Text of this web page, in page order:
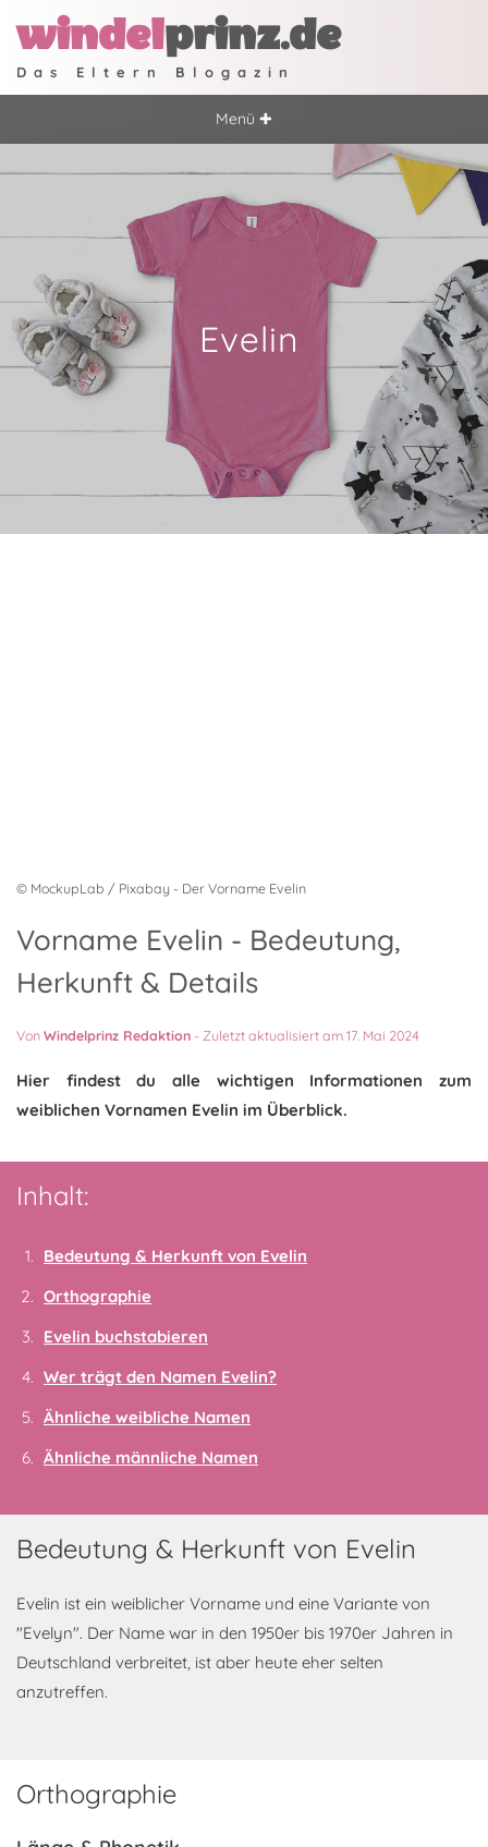
windelprinz.de
Das Eltern Blogazin
Menü ✚
Evelin
© MockupLab / Pixabay - Der Vorname Evelin
Vorname Evelin - Bedeutung,
Herkunft & Details
VonWindelprinz Redaktion - Zuletzt aktualisiert am 17. Mai 2024
Hier findest du alle wichtigen Informationen zum
weiblichen Vornamen Evelin im Überblick.
Inhalt:
Bedeutung & Herkunft von Evelin
Orthographie
Evelin buchstabieren
Wer trägt den Namen Evelin?
Ähnliche weibliche Namen
Ähnliche männliche Namen
Bedeutung & Herkunft von Evelin
Evelin ist ein weiblicher Vorname und eine Variante von
"Evelyn". Der Name war in den 1950er bis 1970er Jahren in
Deutschland verbreitet, ist aber heute eher selten
anzutreffen.
Orthographie